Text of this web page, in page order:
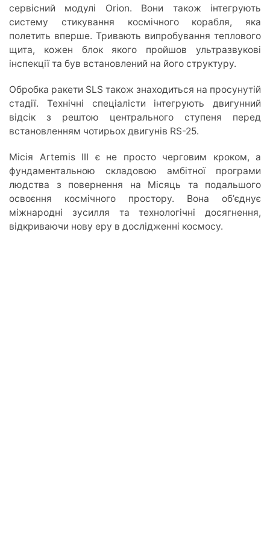
сервісний модулі Orion. Вони також інтегрують
систему стикування космічного корабля, яка
полетить вперше. Тривають випробування теплового
щита, кожен блок якого пройшов ультразвукові
інспекції та був встановлений на його структуру.
Обробка ракети SLS також знаходиться на просунутій
стадії. Технічні спеціалісти інтегрують двигунний
відсік з рештою центрального ступеня перед
встановленням чотирьох двигунів RS-25.
Місія Artemis III є не просто черговим кроком, а
фундаментальною складовою амбітної програми
людства з повернення на Місяць та подальшого
освоєння космічного простору. Вона обʼєднує
міжнародні зусилля та технологічні досягнення,
відкриваючи нову еру в дослідженні космосу.